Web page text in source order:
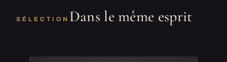
SÉLECTION Dans le même esprit